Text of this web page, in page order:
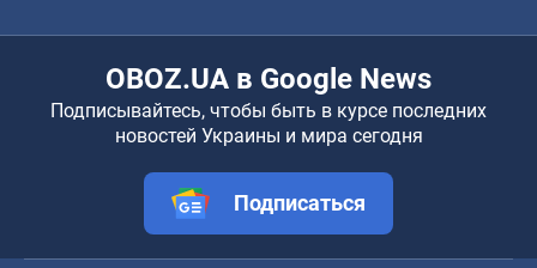
OBOZ.UA в Google News
Подписывайтесь, чтобы быть в курсе последних
новостей Украины и мира сегодня
Подписаться